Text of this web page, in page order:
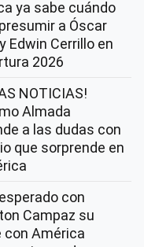
ya sabe cuándo
a Óscar
Edwin Cerrillo en
2026
NOTICIAS!
Almada
a las dudas con
que sorprende en
con
Campaz su
con América